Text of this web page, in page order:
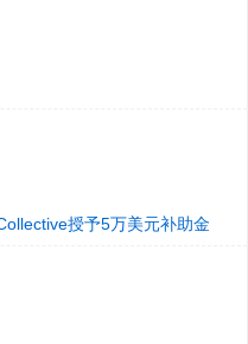
授予5万美元补助金